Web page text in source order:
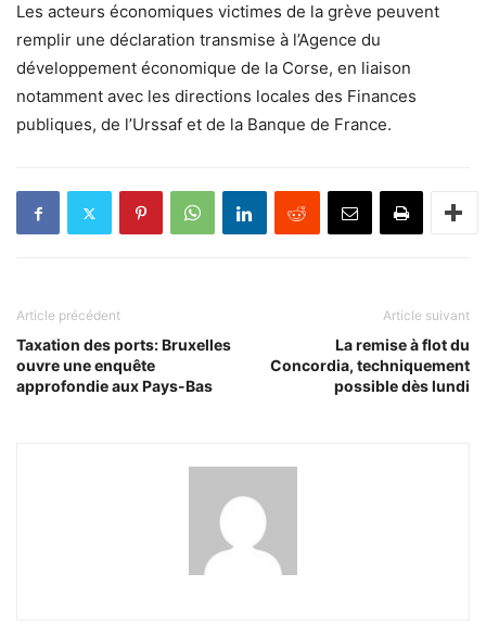
Les acteurs économiques victimes de la grève peuvent
remplir une déclaration transmise à l’Agence du
développement économique de la Corse, en liaison
notamment avec les directions locales des Finances
publiques, de l’Urssaf et de la Banque de France.
Article précédent
Taxation des ports: Bruxelles
ouvre une enquête
approfondie aux Pays-Bas
Article suivant
La remise à flot du
Concordia, techniquement
possible dès lundi